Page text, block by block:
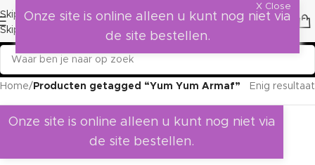
Skip to navigation
Skip to main content
Home/ Producten getagged “Yum Yum Armaf” Enig resultaat
Onze site is online alleen u kunt nog niet via
de site bestellen.
X Close
Onze site is online alleen u kunt nog niet via
de site bestellen.